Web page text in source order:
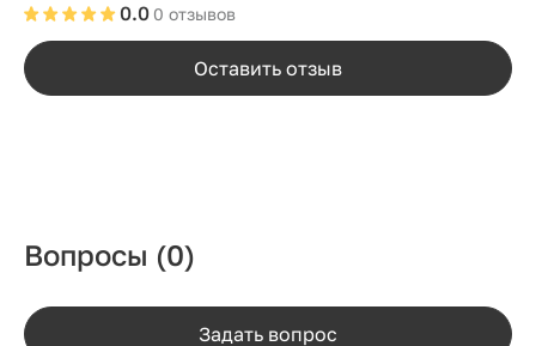
0 отзывов
0.0
Оставить отзыв
Вопросы (0)
Задать вопрос